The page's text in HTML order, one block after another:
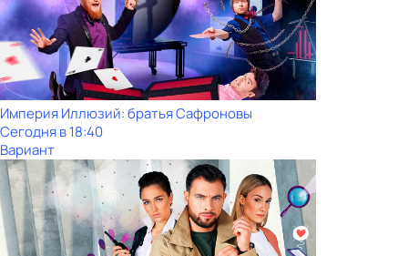
Империя Иллюзий: братья Сафроновы
Сегодня в 18:40
Вариант